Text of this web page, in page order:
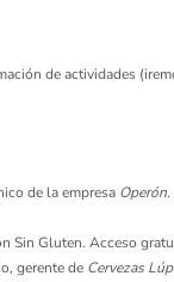
de actividades
de la empresa Operón.
Sin Gluten. Acceso
gerente de Cervezas